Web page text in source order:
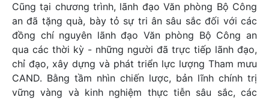
Cũng tại chương trình, lãnh đạo Văn phòng Bộ Công
an đã tặng quà, bày tỏ sự tri ân sâu sắc đối với các
đồng chí nguyên lãnh đạo Văn phòng Bộ Công an
qua các thời kỳ - những người đã trực tiếp lãnh đạo,
chỉ đạo, xây dựng và phát triển lực lượng Tham mưu
CAND. Bằng tầm nhìn chiến lược, bản lĩnh chính trị
vững vàng và kinh nghiệm thực tiễn sâu sắc, các